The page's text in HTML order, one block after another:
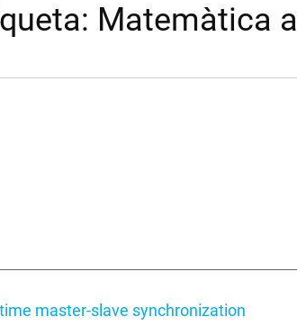
Matemàtica
master-slave synchronization